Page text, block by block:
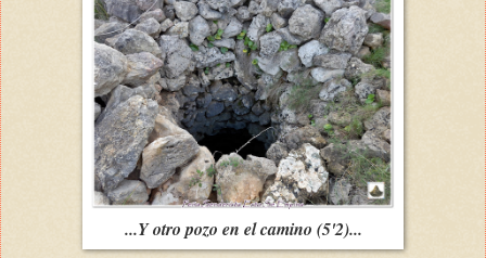
...Y otro pozo en el camino (5'2)...